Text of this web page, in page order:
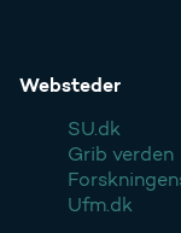
Websteder
SU.dk
Grib verden
Ufm.dk